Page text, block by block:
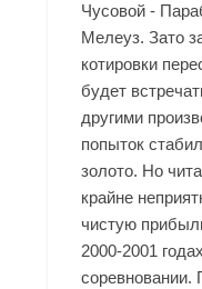
Чусовой -
Мелеуз. Зато
котировки
будет
другими
попыток
золото. Но
крайне
чистую
2000-2001